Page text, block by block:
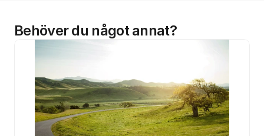
Behöver du något annat?